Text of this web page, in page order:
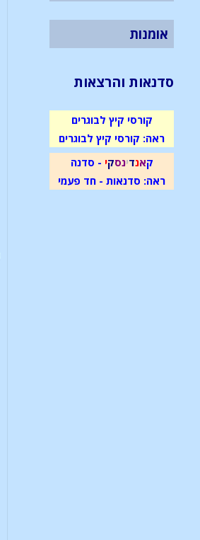
אומנות
סדנאות והרצאות
קורסי קיץ לבוגרים
ראה: קורסי קיץ לבוגרים
קאנדינסקי - סדנה
ראה: סדנאות - חד פעמי